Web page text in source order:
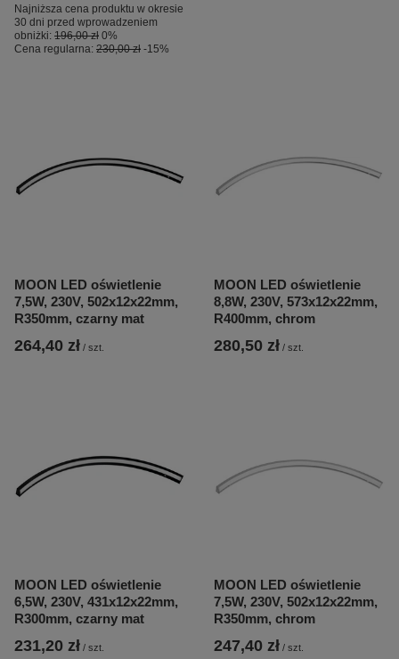
Najniższa cena produktu w okresie
30 dni przed wprowadzeniem
obniżki: 196,00 zł 0%
Cena regularna: 230,00 zł -15%
MOON LED oświetlenie
7,5W, 230V, 502x12x22mm,
R350mm, czarny mat
264,40 zł / szt.
MOON LED oświetlenie
8,8W, 230V, 573x12x22mm,
R400mm, chrom
280,50 zł / szt.
MOON LED oświetlenie
6,5W, 230V, 431x12x22mm,
R300mm, czarny mat
231,20 zł / szt.
MOON LED oświetlenie
7,5W, 230V, 502x12x22mm,
R350mm, chrom
247,40 zł / szt.